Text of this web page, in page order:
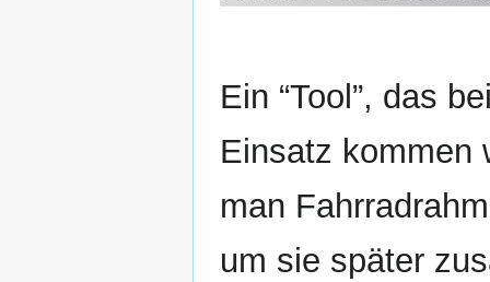
Ein “Tool”, das
Einsatz kommen
man
um sie später